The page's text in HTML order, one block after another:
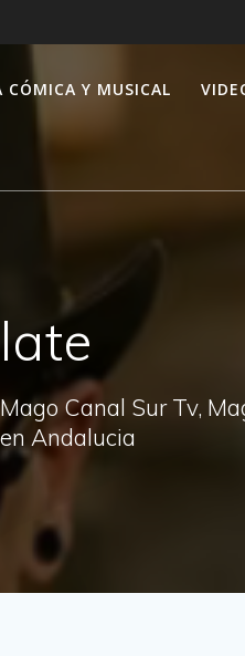
CÓMICA Y MUSICAL
Canal Sur Tv,
Andalucia